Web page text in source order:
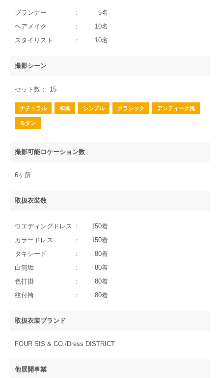
プランナー
5名
ヘアメイク
10名
スタイリスト
10名
撮影シーン
セット数 15
ナチュラル 和風 シンプル クラシック アンティーク風
モダン
撮影可能ロケーション数
6ヶ所
取扱衣裝数
ウエディングドレス
150着
カラードレス
150着
タキシード
80着
白無垢
80着
色打掛
80着
紋付袴
80着
取扱衣装ブランド
FOUR SIS & CO./Dress DISTRICT
他展開事業